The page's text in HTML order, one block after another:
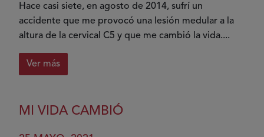
Hace casi siete, en agosto de 2014, sufrí un
accidente que me provocó una lesión medular a la
altura de la cervical C5 y que me cambió la vida....
Ver más
sobre
una
no
MI VIDA CAMBIÓ